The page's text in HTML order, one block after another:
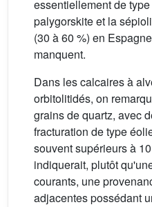
essentiellement de
palygorskite et la
(30 à 60 %) en
manquent.
Dans les calcaires à
orbitolitidés, on
grains de quartz, avec
fracturation de type
souvent supérieurs à
indiquerait, plutôt
courants, une
adjacentes possédant